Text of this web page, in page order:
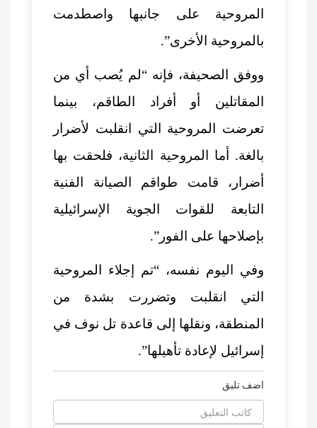
المروحية على جانبها واصطدمت
بالمروحية الأخرى”.
ووفق الصحيفة، فإنه “لم يُصب أي من
المقاتلين أو أفراد الطاقم، بينما
تعرضت المروحية التي انقلبت لأضرار
بالغة. أما المروحية الثانية، فلحقت بها
أضرار، قامت طواقم الصيانة الفنية
التابعة للقوات الجوية الإسرائيلية
بإصلاحها على الفور”.
وفي اليوم نفسه، “تم إجلاء المروحية
التي انقلبت وتضررت بشدة من
المنطقة، ونقلها إلى قاعدة تل نوف في
إسرائيل لإعادة تأهيلها”.
اضف تليق